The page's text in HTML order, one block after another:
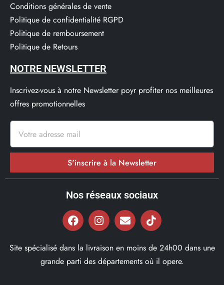
Conditions générales de vente
Politique de confidentialité RGPD
Politique de remboursement
Politique de Retours
NOTRE NEWSLETTER
Inscrivez-vous à notre Newsletter poyr profiter nos meilleures
offres promotionnelles
S'inscrire à la Newsletter
Nos réseaux sociaux
Site spécialisé dans la livraison en moins de 24h00 dans une
grande parti des départements où il opere.